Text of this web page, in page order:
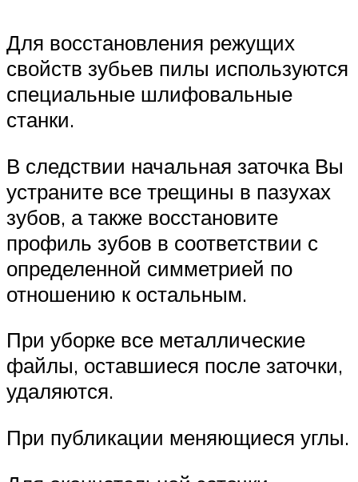
Для восстановления режущих
свойств зубьев пилы используются
специальные шлифовальные
станки.
В следствии начальная заточка Вы
устраните все трещины в пазухах
зубов, а также восстановите
профиль зубов в соответствии с
определенной симметрией по
отношению к остальным.
При уборке все металлические
файлы, оставшиеся после заточки,
удаляются.
При публикации меняющиеся углы.